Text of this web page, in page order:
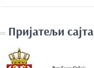
Пријатељи сајта